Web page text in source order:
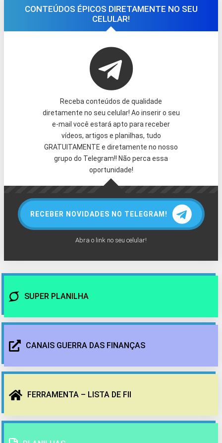
CONTEÚDOS ÉPICOS DIRETAMENTE NO SEU
CELULAR!
Receba conteúdos de qualidade
diretamente no seu celular! Ao inserir o seu
e-mail você estará apto para receber
vídeos, artigos e planilhas, tudo
GRATUITAMENTE e diretamente no nosso
grupo do Telegram!! Não perca essa
oportunidade!
RECEBER NOVIDADES NO TELEGRAM!
Abra o link no seu celular!
SUPER PLANILHA
CANAIS GUERRA DAS FINANÇAS
FERRAMENTA – LISTA DE FII